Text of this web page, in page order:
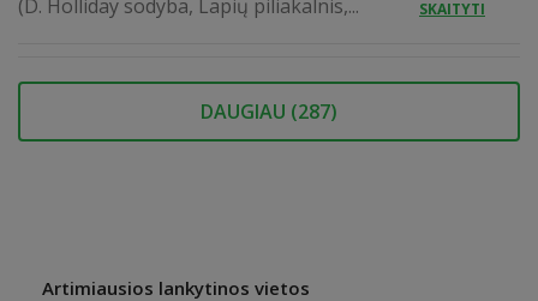
(D. Holliday sodyba, Lapių piliakalnis,...
SKAITYTI
DAUGIAU (287)
Artimiausios lankytinos vietos